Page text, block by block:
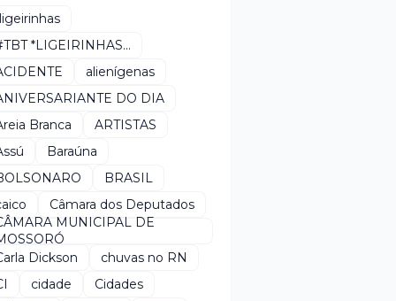
*LIGEIRINHAS...
alienígenas
DO DIA
Branca
ARTISTAS
Baraúna
BRASIL
Câmara dos Deputados
MUNICIPAL DE
Dickson
chuvas no RN
cidade
Cidades